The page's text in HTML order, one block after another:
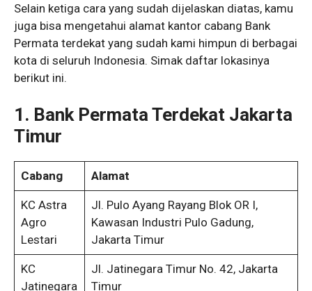
Selain ketiga cara yang sudah dijelaskan diatas, kamu
juga bisa mengetahui alamat kantor cabang Bank
Permata terdekat yang sudah kami himpun di berbagai
kota di seluruh Indonesia. Simak daftar lokasinya
berikut ini.
1. Bank Permata Terdekat Jakarta
Timur
Cabang Alamat
KC Astra
Agro
Lestari
Jl. Pulo Ayang Rayang Blok OR I,
Kawasan Industri Pulo Gadung,
Jakarta Timur
KC
Jatinegara
Jl. Jatinegara Timur No. 42, Jakarta
Timur